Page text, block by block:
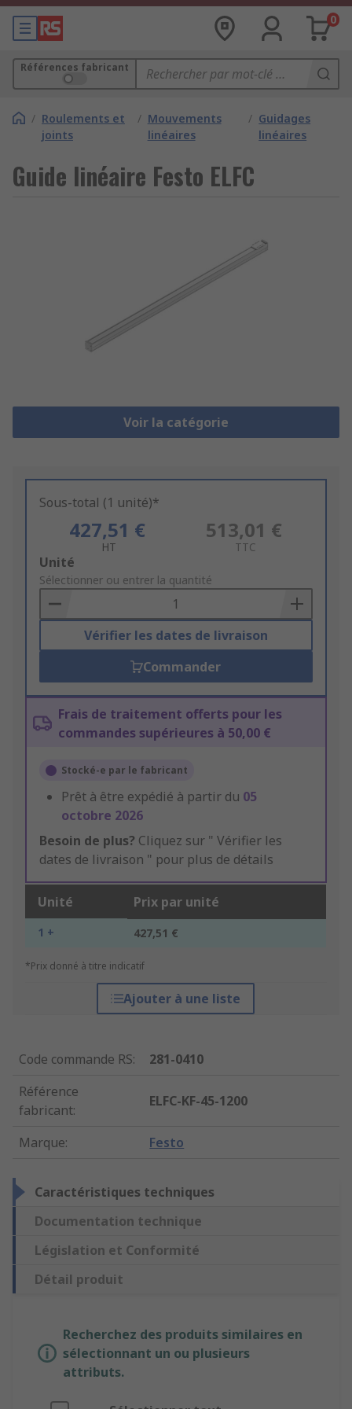
0
Références fabricant
/ Roulements et
joints
/ Mouvements
linéaires
/ Guidages
linéaires
Guide linéaire Festo ELFC
Voir la catégorie
Sous-total (1 unité)*
427,51 €
HT
513,01 €
TTC
Add
to
Basket
Unité
Sélectionner ou entrer la quantité
Vérifier les dates de livraison
Commander
Frais de traitement offerts pour les
commandes supérieures à 50,00 €
Stocké-e par le fabricant
Prêt à être expédié à partir du 05
octobre 2026
Besoin de plus? Cliquez sur " Vérifier les
dates de livraison " pour plus de détails
Unité Prix par unité
1 + 427,51 €
*Prix donné à titre indicatif
Ajouter à une liste
Code commande RS:
281-0410
Référence
fabricant:
ELFC-KF-45-1200
Marque: Festo
Caractéristiques techniques
Documentation technique
Législation et Conformité
Détail produit
Recherchez des produits similaires en
sélectionnant un ou plusieurs
attributs.